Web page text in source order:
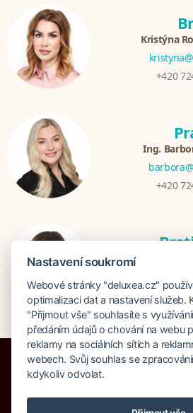
Kristýna
+420
Ing.
+420
+421
Pojištění proti úpadku 125
Nastavení soukromí
Webové stránky "deluxea.cz"
optimalizaci dat a nastavení služeb.
"Přijmout vše" souhlasíte s
předáním údajů o chování na webu
reklamy na sociálních sítích a
webech. Svůj souhlas se
kdykoliv odvolat.